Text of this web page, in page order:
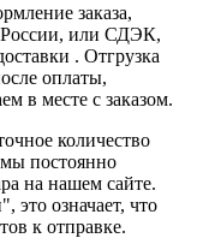
заказа,
России, или СДЭК,
. Отгрузка
оплаты,
в месте с заказом.
количество
мы постоянно
на нашем сайте.
это означает, что
к отправке.